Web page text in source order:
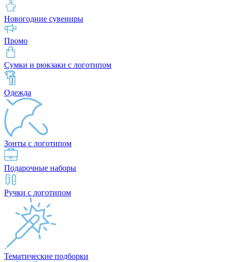
Новогодние сувениры
Промо
Сумки и рюкзаки с логотипом
Одежда
Зонты с логотипом
Подарочные наборы
Ручки с логотипом
Тематические подборки